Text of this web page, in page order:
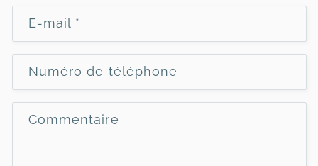
E-mail *
Numéro de téléphone
Commentaire